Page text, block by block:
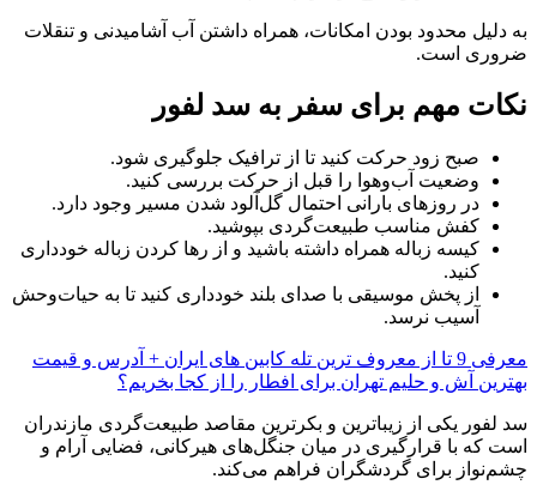
به دلیل محدود بودن امکانات، همراه داشتن آب آشامیدنی و تنقلات
ضروری است.
نکات مهم برای سفر به سد لفور
صبح زود حرکت کنید تا از ترافیک جلوگیری شود.
وضعیت آب‌وهوا را قبل از حرکت بررسی کنید.
در روزهای بارانی احتمال گل‌آلود شدن مسیر وجود دارد.
کفش مناسب طبیعت‌گردی بپوشید.
کیسه زباله همراه داشته باشید و از رها کردن زباله خودداری
کنید.
از پخش موسیقی با صدای بلند خودداری کنید تا به حیات‌وحش
آسیب نرسد.
معرفی 9 تا از معروف ترین تله کابین‌ های ایران + آدرس و قیمت
بهترین آش و حلیم تهران برای افطار را از کجا بخریم؟
سد لفور یکی از زیباترین و بکرترین مقاصد طبیعت‌گردی مازندران
است که با قرارگیری در میان جنگل‌های هیرکانی، فضایی آرام و
چشم‌نواز برای گردشگران فراهم می‌کند.